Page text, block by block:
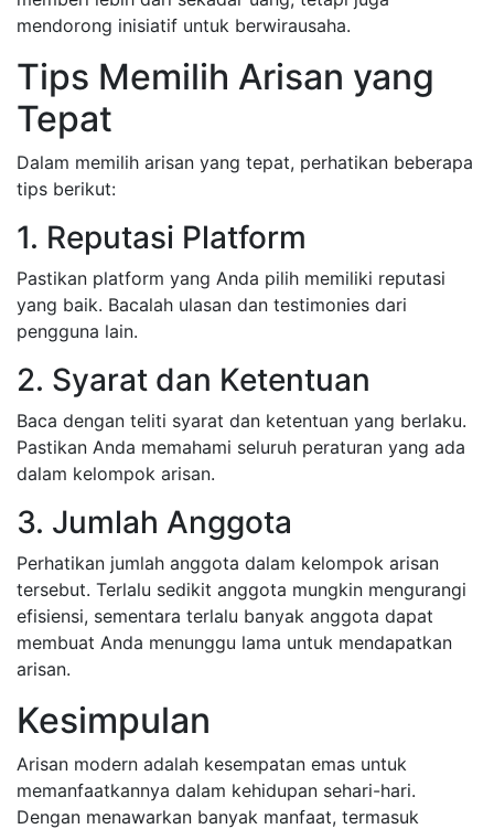
mendorong inisiatif untuk berwirausaha.
Tips Memilih Arisan yang
Tepat
Dalam memilih arisan yang tepat, perhatikan beberapa
tips berikut:
1. Reputasi Platform
Pastikan platform yang Anda pilih memiliki reputasi
yang baik. Bacalah ulasan dan testimonies dari
pengguna lain.
2. Syarat dan Ketentuan
Baca dengan teliti syarat dan ketentuan yang berlaku.
Pastikan Anda memahami seluruh peraturan yang ada
dalam kelompok arisan.
3. Jumlah Anggota
Perhatikan jumlah anggota dalam kelompok arisan
tersebut. Terlalu sedikit anggota mungkin mengurangi
efisiensi, sementara terlalu banyak anggota dapat
membuat Anda menunggu lama untuk mendapatkan
arisan.
Kesimpulan
Arisan modern adalah kesempatan emas untuk
memanfaatkannya dalam kehidupan sehari-hari.
Dengan menawarkan banyak manfaat, termasuk